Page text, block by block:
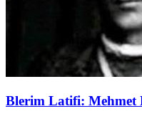
Blerim Latifi: Mehmet